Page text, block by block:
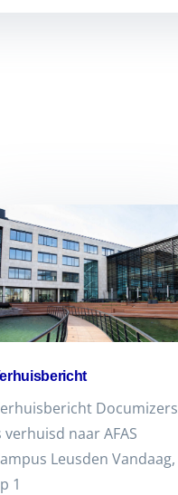
Documizers
verhuisd naar AFAS
Leusden Vandaag,
1